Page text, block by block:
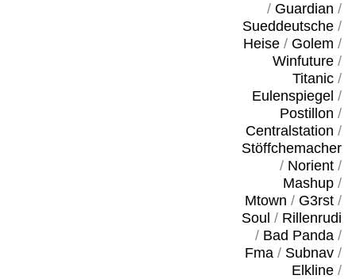
/ Guardian /
Sueddeutsche/
Heise/ Golem /
Winfuture/
Titanic/
Eulenspiegel /
Postillon /
Centralstation /
Stöffchemacher
/ Norient/
Mashup/
Mtown / G3rst/
Soul / Rillenrudi
/ Bad Panda/
Fma/ Subnav/
Elkline/